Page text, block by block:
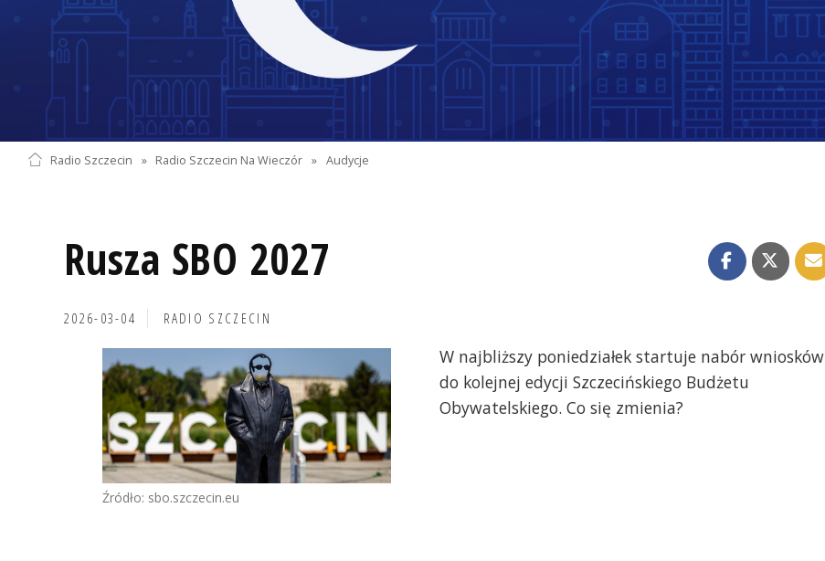
Radio Szczecin » Radio Szczecin Na Wieczór » Audycje
Rusza SBO 2027
2026-03-04 RADIO SZCZECIN
Źródło: sbo.szczecin.eu
W najbliższy poniedziałek startuje nabór wniosków
do kolejnej edycji Szczecińskiego Budżetu
Obywatelskiego. Co się zmienia?